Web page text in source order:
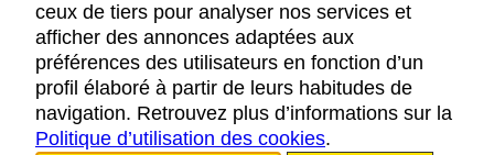
MENTIONS LÉGALES
RÈGLES DE CONFIDENTIALITÉ
COOKIES
ACCESSIBILITÉ
ceux de tiers pour analyser nos services et
afficher des annonces adaptées aux
préférences des utilisateurs en fonction d’un
profil élaboré à partir de leurs habitudes de
navigation. Retrouvez plus d’informations sur la
Politique d’utilisation des cookies.